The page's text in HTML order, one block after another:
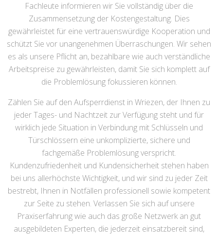
Fachleute informieren wir Sie vollständig über die
Zusammensetzung der Kostengestaltung. Dies
gewährleistet für eine vertrauenswürdige Kooperation und
schützt Sie vor unangenehmen Überraschungen. Wir sehen
es als unsere Pflicht an, bezahlbare wie auch verständliche
Arbeitspreise zu gewährleisten, damit Sie sich komplett auf
die Problemlösung fokussieren können.
Zählen Sie auf den Aufsperrdienst in Wriezen, der Ihnen zu
jeder Tages- und Nachtzeit zur Verfügung steht und für
wirklich jede Situation in Verbindung mit Schlüsseln und
Türschlössern eine unkomplizierte, sichere und
fachgemäße Problemlösung verspricht.
Kundenzufriedenheit und Kundensicherheit stehen haben
bei uns allerhöchste Wichtigkeit, und wir sind zu jeder Zeit
bestrebt, Ihnen in Notfällen professionell sowie kompetent
zur Seite zu stehen. Verlassen Sie sich auf unsere
Praxiserfahrung wie auch das große Netzwerk an gut
ausgebildeten Experten, die jederzeit einsatzbereit sind,